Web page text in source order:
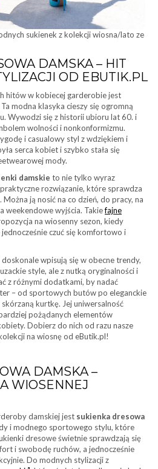
sukienek z kolekcji wiosna/lato ze
DAMSKA – HIT
OD EBUTIK.PL
hitów w kobiecej garderobie jest
Ta modna klasyka cieszy się ogromną
Wywodzi się z historii ubioru lat 60. i
wolności i nonkonformizmu.
i casualowy styl z wdziękiem i
serca kobiet i szybko stała się
mody.
damskie to nie tylko wyraz
rozwiązanie, które sprawdza
ją nosić na co dzień, do pracy, na
weekendowe wyjścia. Takiefajne
na wiosenny sezon, kiedy
czuć się komfortowo i
doskonale wpisują się w obecne trendy,
style, ale z nutką oryginalności i
z różnymi dodatkami, by nadać
– od sportowych butów po eleganckie
kurtkę. Jej uniwersalność
pożądanych elementów
Dobierz do nich od razu nasze
na wiosnę od eButik.pl!
DAMSKA –
WIOSENNEJ
damskiej jest sukienka dresowa
i modnego sportowego stylu, które
dresowe świetnie sprawdzają się
i swobodę ruchów, a jednocześnie
Do modnych stylizacji z